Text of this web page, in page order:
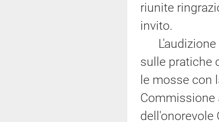
riunite
invito.
L'audizione
sulle pratiche
le mosse con
Commissione
dell'onorevole